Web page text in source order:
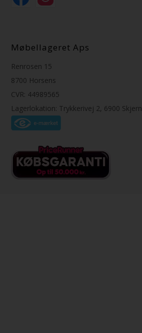
Møbellageret Aps
Renrosen 15
8700 Horsens
CVR: 44989565
Lagerlokation: Trykkerivej 2, 6900 Skjern